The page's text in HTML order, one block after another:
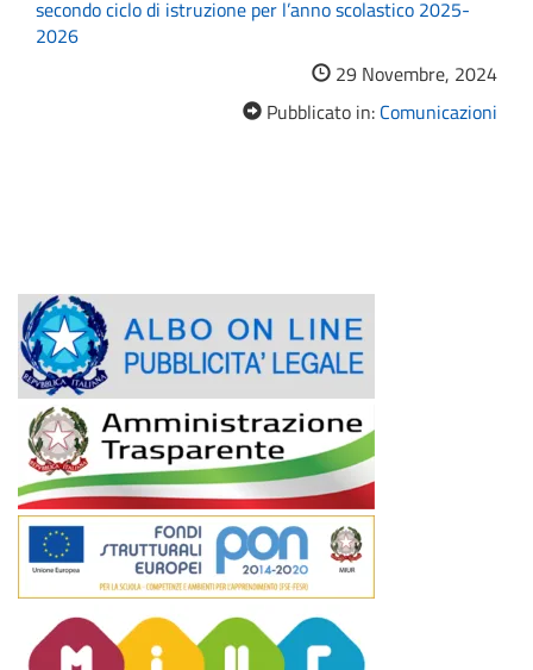
secondo ciclo di istruzione per l’anno scolastico 2025-
2026
29 Novembre, 2024
Pubblicato in: Comunicazioni